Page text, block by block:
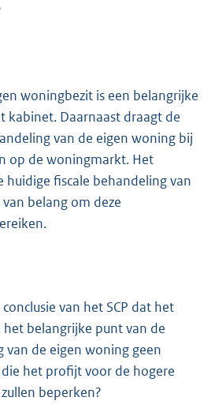
woningbezit is een belangrijke
kabinet. Daarnaast draagt de
van de eigen woning bij
op de woningmarkt. Het
huidige fiscale behandeling van
belang om deze
van het SCP dat het
belangrijke punt van de
van de eigen woning geen
het profijt voor de hogere
beperken?